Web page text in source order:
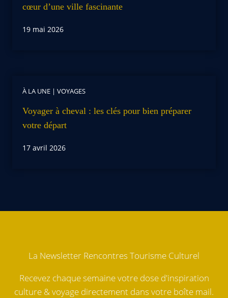
cœur d’une ville fascinante
19 mai 2026
À LA UNE | VOYAGES
Voyager à cheval : les clés pour bien préparer
votre départ
17 avril 2026
La Newsletter Rencontres Tourisme Culturel
Recevez chaque semaine votre dose d'inspiration
culture & voyage directement dans votre boîte mail.